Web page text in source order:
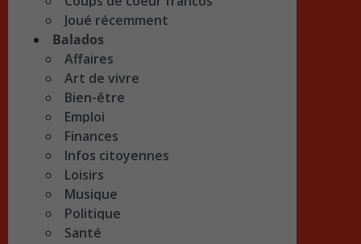
Joué récemment
Balados
Affaires
Art de vivre
Bien-être
Emploi
Finances
Infos citoyennes
Loisirs
Musique
Politique
Santé